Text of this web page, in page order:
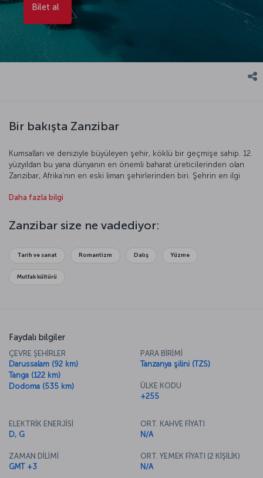
Bilet al
Bir bakışta Zanzibar
Kumsalları ve deniziyle büyüleyen şehir, köklü bir geçmişe sahip. 12.
yüzyıldan bu yana dünyanın en önemli baharat üreticilerinden olan
Zanzibar, Afrika’nın en eski liman şehirlerinden biri. Şehrin en ilgi
Town, taş binalarıyla öne çıkıyor. Her biri tarihi eser sayılan oymalı
Daha fazla bilgi
Zanzibar size ne vadediyor:
Tarih ve sanat Romantizm Dalış Yüzme
Mutfak kültürü
Faydalı bilgiler
ÇEVRE ŞEHİRLER
Darussalam (92 km)
Tanga (122 km)
Dodoma (535 km)
PARA BİRİMİ
Tanzanya şilini (TZS)
ÜLKE KODU
+255
ELEKTRİK ENERJİSİ
D, G
ZAMAN DİLİMİ
GMT +3
ORT. KAHVE FİYATI
N/A
ORT. YEMEK FİYATI (2 KİŞİLİK)
N/A